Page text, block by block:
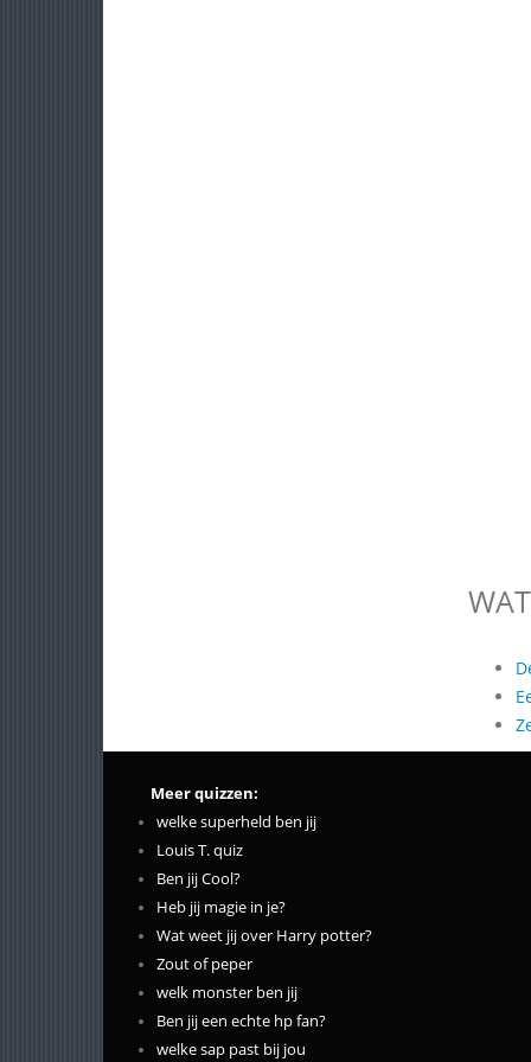
Meer quizzen:
welke superheld ben jij
Louis T. quiz
Ben jij Cool?
Heb jij magie in je?
Wat weet jij over Harry potter?
Zout of peper
welk monster ben jij
Ben jij een echte hp fan?
welke sap past bij jou